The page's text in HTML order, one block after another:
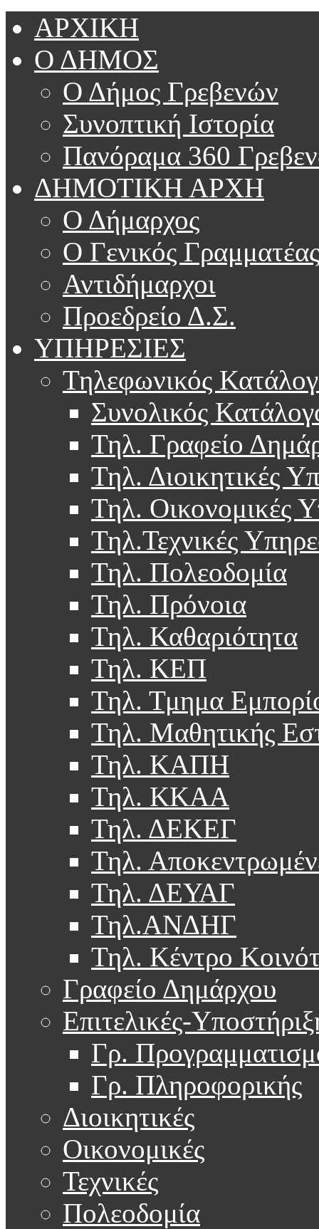
ΑΡΧΙΚΗ
Ο ΔΗΜΟΣ
Ο Δήμος Γρεβενών
Συνοπτική Ιστορία
Πανόραμα 360
ΔΗΜΟΤΙΚΗ ΑΡΧΗ
Ο Δήμαρχος
Ο Γενικός Γραμματέας
Αντιδήμαρχοι
Προεδρείο Δ.Σ.
ΥΠΗΡΕΣΙΕΣ
Τηλεφωνικός
Συνολικός
Τηλ. Γραφείο
Τηλ. Διοικητικές
Τηλ. Οικονομικές
Τηλ.Τεχνικές
Τηλ. Πολεοδομία
Τηλ. Πρόνοια
Τηλ. Καθαριότητα
Τηλ. ΚΕΠ
Τηλ. Τμημα
Τηλ. Μαθητικής
Τηλ. ΚΑΠΗ
Τηλ. ΚΚΑΑ
Τηλ. ΔΕΚΕΓ
Τηλ.
Τηλ. ΔΕΥΑΓ
Τηλ.ΑΝΔΗΓ
Τηλ. Κέντρο
Γραφείο Δημάρχου
Επιτελικές-
Γρ.
Γρ. Πληροφορικής
Διοικητικές
Οικονομικές
Τεχνικές
Πολεοδομία